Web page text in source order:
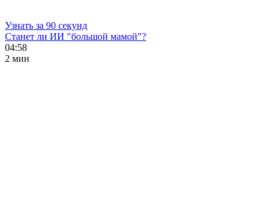
Узнать за 90 секунд
Станет ли ИИ "большой мамой"?
04:58
2 мин